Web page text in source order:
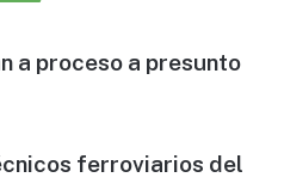
a proceso a presunto
ferroviarios del